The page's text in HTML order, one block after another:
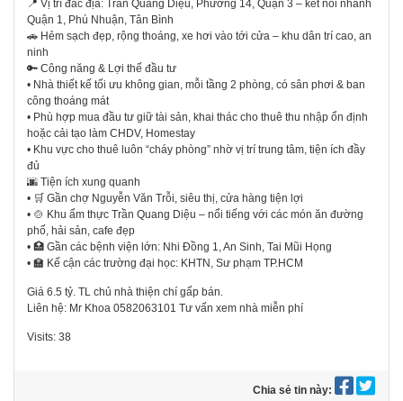
📍 Vị trí đắc địa: Trần Quang Diệu, Phường 14, Quận 3 – kết nối nhanh
Quận 1, Phú Nhuận, Tân Bình
🚗 Hẻm sạch đẹp, rộng thoáng, xe hơi vào tới cửa – khu dân trí cao, an
ninh
🔑 Công năng & Lợi thế đầu tư
• Nhà thiết kế tối ưu không gian, mỗi tầng 2 phòng, có sân phơi & ban
công thoáng mát
• Phù hợp mua đầu tư giữ tài sản, khai thác cho thuê thu nhập ổn định
hoặc cải tạo làm CHDV, Homestay
• Khu vực cho thuê luôn “cháy phòng” nhờ vị trí trung tâm, tiện ích đầy
đủ
🌆 Tiện ích xung quanh
• 🛒 Gần chợ Nguyễn Văn Trỗi, siêu thị, cửa hàng tiện lợi
• 🍲 Khu ẩm thực Trần Quang Diệu – nổi tiếng với các món ăn đường
phố, hải sản, cafe đẹp
• 🏥 Gần các bệnh viện lớn: Nhi Đồng 1, An Sinh, Tai Mũi Họng
• 🏫 Kế cận các trường đại học: KHTN, Sư phạm TP.HCM
Giá 6.5 tỷ. TL chủ nhà thiện chí gấp bán.
Liên hệ: Mr Khoa 0582063101 Tư vấn xem nhà miễn phí
Visits: 38
Chia sẻ tin này: